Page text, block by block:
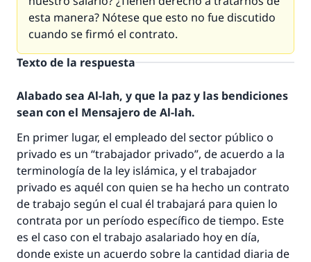
esta manera? Nótese que esto no fue discutido
cuando se firmó el contrato.
Texto de la respuesta
Alabado sea Al-lah, y que la paz y las bendiciones
sean con el Mensajero de Al-lah.
En primer lugar, el empleado del sector público o
privado es un “trabajador privado”, de acuerdo a la
terminología de la ley islámica, y el trabajador
privado es aquél con quien se ha hecho un contrato
de trabajo según el cual él trabajará para quien lo
contrata por un período específico de tiempo. Este
es el caso con el trabajo asalariado hoy en día,
donde existe un acuerdo sobre la cantidad diaria de